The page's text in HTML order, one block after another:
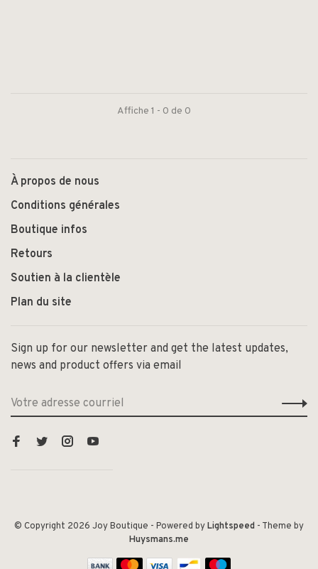
Affiche 1 - 0 de 0
À propos de nous
Conditions générales
Boutique infos
Retours
Soutien à la clientèle
Plan du site
Sign up for our newsletter and get the latest updates,
news and product offers via email
© Copyright 2026 Joy Boutique - Powered byLightspeed - Theme by
Huysmans.me